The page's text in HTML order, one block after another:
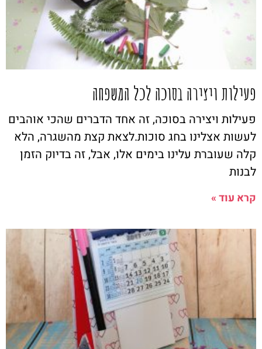
פעילות ויצירה בסוכה לכל המשפחה
פעילות ויצירה בסוכה, זה אחד הדברים שהכי אוהבים
לעשות אצלינו בחג סוכות.לצאת קצת מהשגרה, הלא
קלה שעוברת עלינו בימים אלו, אבל, זה בדיוק הזמן
לבנות
קרא עוד »